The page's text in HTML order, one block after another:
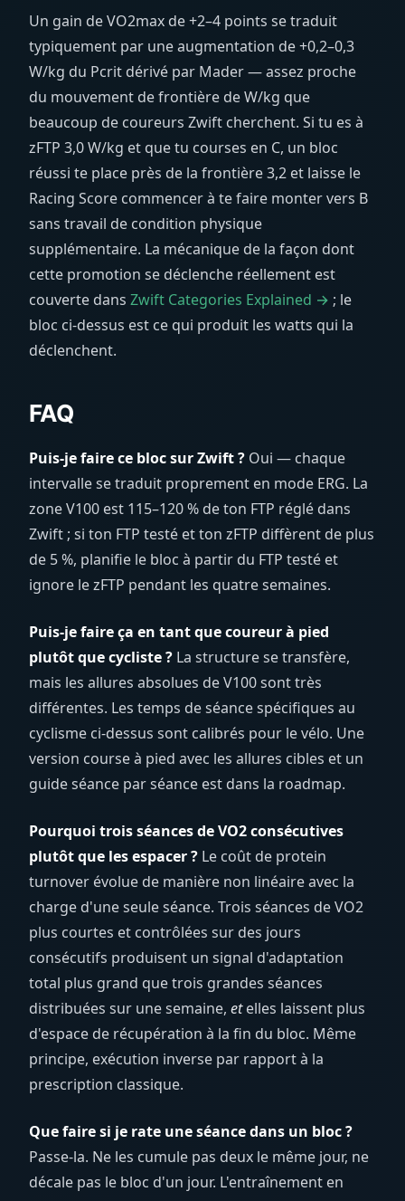
Un gain de VO2max de +2–4 points se traduit
typiquement par une augmentation de +0,2–0,3
W/kg du Pcrit dérivé par Mader — assez proche
du mouvement de frontière de W/kg que
beaucoup de coureurs Zwift cherchent. Si tu es à
zFTP 3,0 W/kg et que tu courses en C, un bloc
réussi te place près de la frontière 3,2 et laisse le
Racing Score commencer à te faire monter vers B
sans travail de condition physique
supplémentaire. La mécanique de la façon dont
cette promotion se déclenche réellement est
couverte dans Zwift Categories Explained → ; le
bloc ci-dessus est ce qui produit les watts qui la
déclenchent.
FAQ
Puis-je faire ce bloc sur Zwift ? Oui — chaque
intervalle se traduit proprement en mode ERG. La
zone V100 est 115–120 % de ton FTP réglé dans
Zwift ; si ton FTP testé et ton zFTP diffèrent de plus
de 5 %, planifie le bloc à partir du FTP testé et
ignore le zFTP pendant les quatre semaines.
Puis-je faire ça en tant que coureur à pied
plutôt que cycliste ? La structure se transfère,
mais les allures absolues de V100 sont très
différentes. Les temps de séance spécifiques au
cyclisme ci-dessus sont calibrés pour le vélo. Une
version course à pied avec les allures cibles et un
guide séance par séance est dans la roadmap.
Pourquoi trois séances de VO2 consécutives
plutôt que les espacer ? Le coût de protein
turnover évolue de manière non linéaire avec la
charge d'une seule séance. Trois séances de VO2
plus courtes et contrôlées sur des jours
consécutifs produisent un signal d'adaptation
total plus grand que trois grandes séances
distribuées sur une semaine, etelles laissent plus
d'espace de récupération à la fin du bloc. Même
principe, exécution inverse par rapport à la
prescription classique.
Que faire si je rate une séance dans un bloc ?
Passe-la. Ne les cumule pas deux le même jour, ne
décale pas le bloc d'un jour. L'entraînement en